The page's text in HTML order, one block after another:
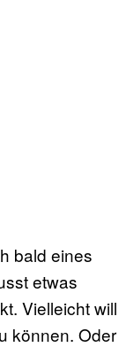
bald eines
etwas
Vielleicht will
können. Oder